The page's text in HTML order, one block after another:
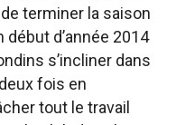
terminer la saison
d’année 2014
s’incliner dans
fois en
tout le travail